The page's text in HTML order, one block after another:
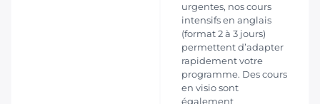
urgentes, nos cours
intensifs en anglais
(format 2 à 3 jours)
permettent d’adapter
rapidement votre
programme. Des cours
en visio sont
également